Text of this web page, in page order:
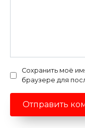
Сохранить моё
браузере для